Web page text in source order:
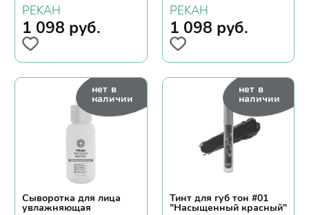
PEKAH
1 098 руб.
PEKAH
1 098 руб.
нет в
наличии
Сыворотка для лица
увлажняющая
нет в
наличии
Тинт для губ тон #01
"Насыщенный красный"